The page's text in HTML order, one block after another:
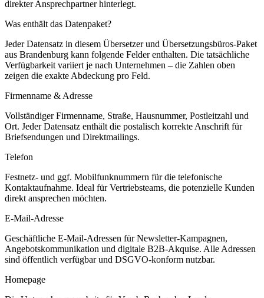
direkter Ansprechpartner hinterlegt.
Was enthält das Datenpaket?
Jeder Datensatz in diesem Übersetzer und Übersetzungsbüros-Paket
aus Brandenburg kann folgende Felder enthalten. Die tatsächliche
Verfügbarkeit variiert je nach Unternehmen – die Zahlen oben
zeigen die exakte Abdeckung pro Feld.
Firmenname & Adresse
Vollständiger Firmenname, Straße, Hausnummer, Postleitzahl und
Ort. Jeder Datensatz enthält die postalisch korrekte Anschrift für
Briefsendungen und Direktmailings.
Telefon
Festnetz- und ggf. Mobilfunknummern für die telefonische
Kontaktaufnahme. Ideal für Vertriebsteams, die potenzielle Kunden
direkt ansprechen möchten.
E-Mail-Adresse
Geschäftliche E-Mail-Adressen für Newsletter-Kampagnen,
Angebotskommunikation und digitale B2B-Akquise. Alle Adressen
sind öffentlich verfügbar und DSGVO-konform nutzbar.
Homepage